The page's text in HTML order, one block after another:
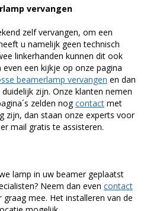
vervangen
zelf vervangen, om een
u namelijk geen technisch
linkerhanden kunnen dit ook
een kijkje op onze pagina
beamerlamp vervangen en dan
zijn. Onze klanten nemen
zelden nogcontact met
zijn, dan staan onze experts voor
mail gratis te assisteren.
lamp in uw beamer geplaatst
Neem dan even contact
mee. Het installeren van de